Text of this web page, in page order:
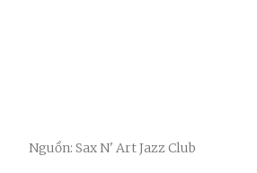
Nguồn: Sax N' Art Jazz Club